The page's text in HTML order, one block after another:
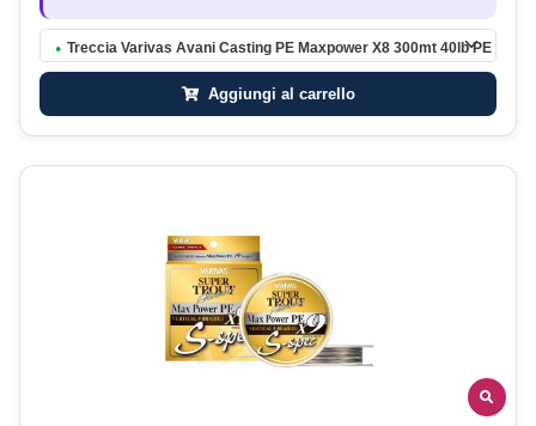
● Treccia Varivas Avani Casting PE Maxpower X8 300mt 40lb PE 2.5
Aggiungi al carrello